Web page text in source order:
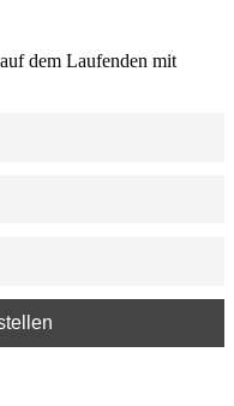
dem Laufenden mit